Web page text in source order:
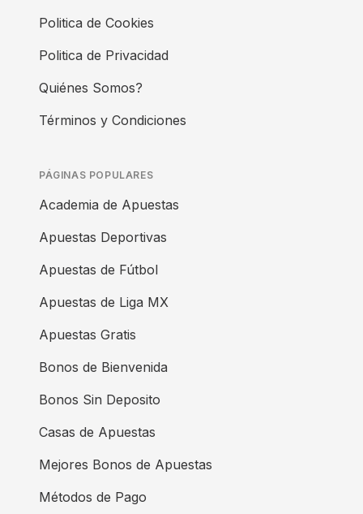
Politica de Cookies
Politica de Privacidad
Quiénes Somos?
Términos y Condiciones
PÁGINAS POPULARES
Academia de Apuestas
Apuestas Deportivas
Apuestas de Fútbol
Apuestas de Liga MX
Apuestas Gratis
Bonos de Bienvenida
Bonos Sin Deposito
Casas de Apuestas
Mejores Bonos de Apuestas
Métodos de Pago